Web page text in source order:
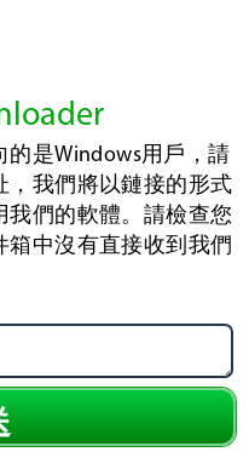
是Windows用戶，請
，我們將以鏈接的形式
我們的軟體。請檢查您
箱中沒有直接收到我們